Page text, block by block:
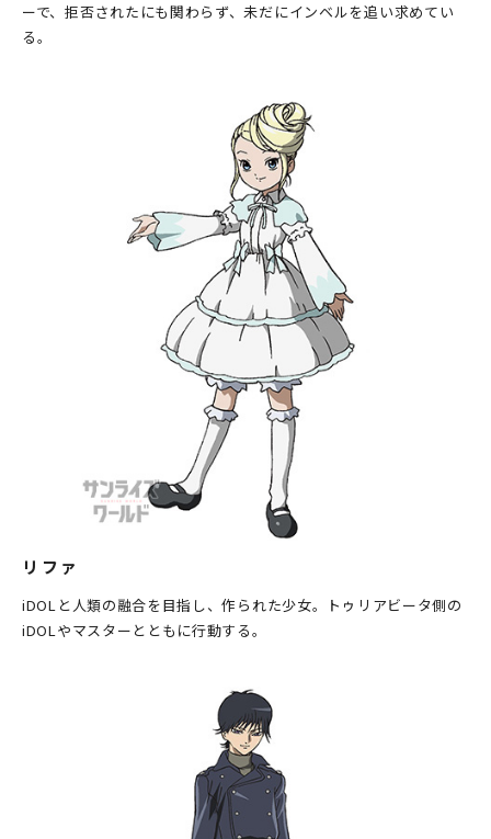
ーで、拒否されたにも関わらず、未だにインベルを追い求めてい
る。
リファ
iDOLと人類の融合を目指し、作られた少女。トゥリアビータ側の
iDOLやマスターとともに行動する。